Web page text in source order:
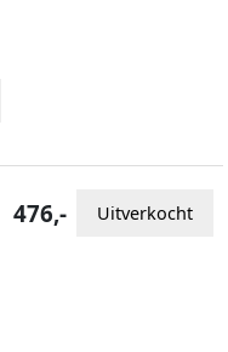
476,- Uitverkocht